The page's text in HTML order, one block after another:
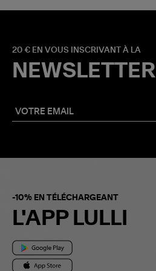
20 € EN VOUS INSCRIVANT À LA
NEWSLETTER
-10% EN TÉLÉCHARGEANT
L'APP LULLI